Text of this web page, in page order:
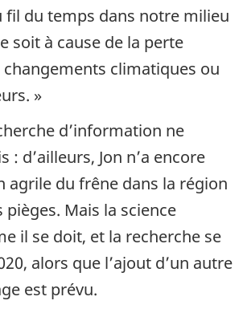
fil du temps dans notre milieu
soit à cause de la perte
changements climatiques ou
»
d’information ne
: d’ailleurs, Jon n’a encore
agrile du frêne dans la région
pièges. Mais la science
il se doit, et la recherche se
alors que l’ajout d’un autre
est prévu.